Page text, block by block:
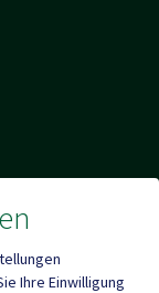
Ihre Einwilligung